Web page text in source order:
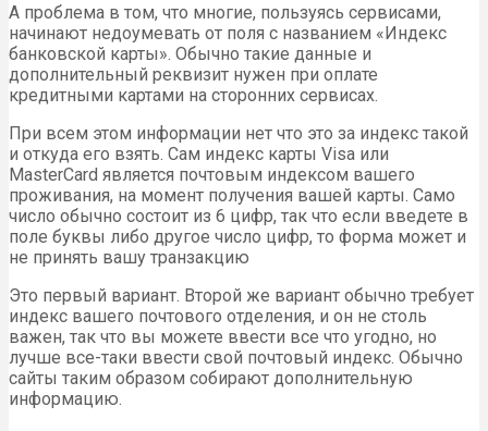
А проблема в том, что многие, пользуясь сервисами,
начинают недоумевать от поля с названием «Индекс
банковской карты». Обычно такие данные и
дополнительный реквизит нужен при оплате
кредитными картами на сторонних сервисах.
При всем этом информации нет что это за индекс такой
и откуда его взять. Сам индекс карты Visa или
MasterCard является почтовым индексом вашего
проживания, на момент получения вашей карты. Само
число обычно состоит из 6 цифр, так что если введете в
поле буквы либо другое число цифр, то форма может и
не принять вашу транзакцию
Это первый вариант. Второй же вариант обычно требует
индекс вашего почтового отделения, и он не столь
важен, так что вы можете ввести все что угодно, но
лучше все-таки ввести свой почтовый индекс. Обычно
сайты таким образом собирают дополнительную
информацию.